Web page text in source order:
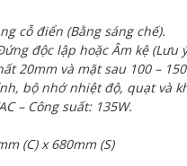
cỗ điển (Bằng sáng chế).
độc lập hoặc Âm kệ (Lưu
20mm và mặt sau 100 –
bộ nhớ nhiệt độ, quạt và
– Công suất: 135W.
(C) x 680mm (S)